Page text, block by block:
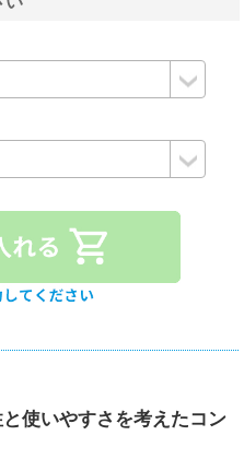
使いやすさを考えたコン